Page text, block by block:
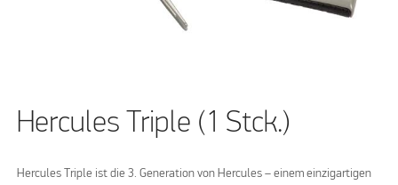
Hercules Triple (1 Stck.)
Hercules Triple ist die 3. Generation von Hercules – einem einzigartigen